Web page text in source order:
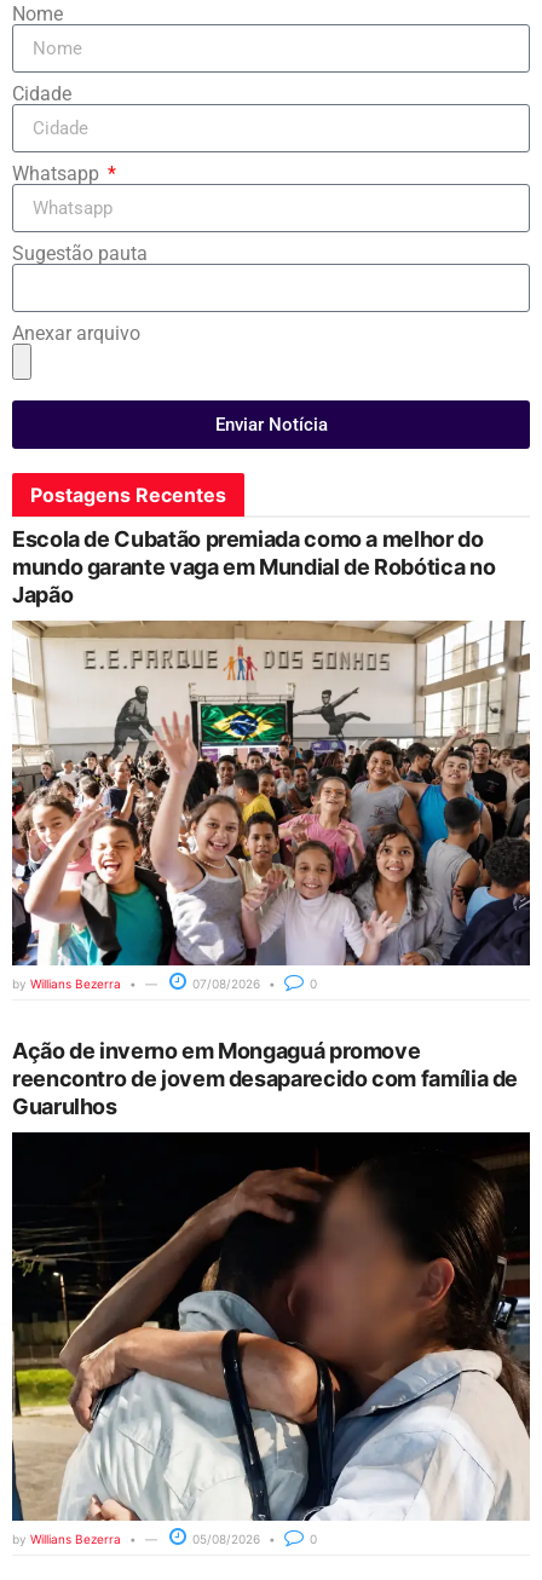
Nome
Cidade
Whatsapp
Sugestão pauta
Anexar arquivo
Enviar Notícia
Postagens Recentes
Escola de Cubatão premiada como a melhor do
mundo garante vaga em Mundial de Robótica no
Japão
by Willians Bezerra 07/08/2026 0
Ação de inverno em Mongaguá promove
reencontro de jovem desaparecido com família de
Guarulhos
by Willians Bezerra 05/08/2026 0